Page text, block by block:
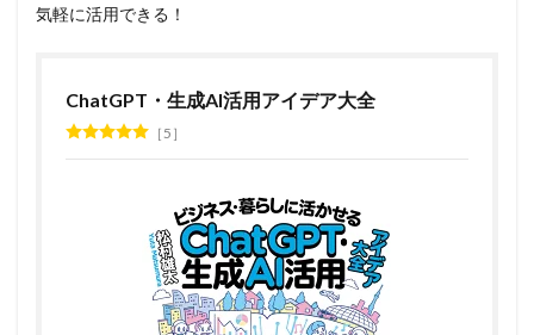
気軽に活用できる！
ChatGPT・生成AI活用アイデア大全
5